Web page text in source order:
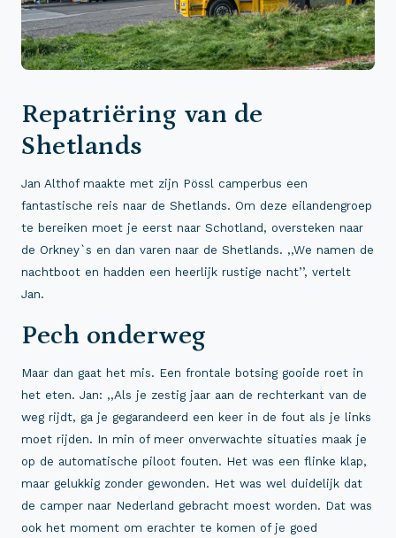
Repatriëring van de
Shetlands
Jan Althof maakte met zijn Pössl camperbus een
fantastische reis naar de Shetlands. Om deze eilandengroep
te bereiken moet je eerst naar Schotland, oversteken naar
de Orkney`s en dan varen naar de Shetlands. ,,We namen de
nachtboot en hadden een heerlijk rustige nacht’’, vertelt
Jan.
Pech onderweg
Maar dan gaat het mis. Een frontale botsing gooide roet in
het eten. Jan: ,,Als je zestig jaar aan de rechterkant van de
weg rijdt, ga je gegarandeerd een keer in de fout als je links
moet rijden. In min of meer onverwachte situaties maak je
op de automatische piloot fouten. Het was een flinke klap,
maar gelukkig zonder gewonden. Het was wel duidelijk dat
de camper naar Nederland gebracht moest worden. Dat was
ook het moment om erachter te komen of je goed